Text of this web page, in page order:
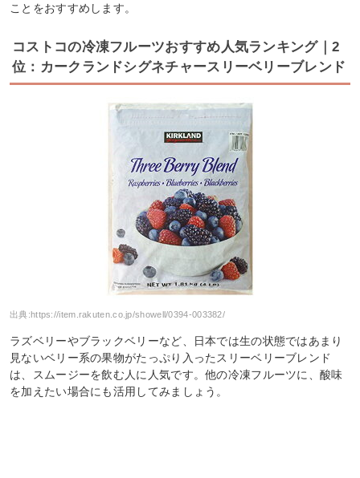
ことをおすすめします。
コストコの冷凍フルーツおすすめ人気ランキング｜2
位：カークランドシグネチャースリーベリーブレンド
出典:https://item.rakuten.co.jp/showell/0394-003382/
ラズベリーやブラックベリーなど、日本では生の状態ではあまり
見ないベリー系の果物がたっぷり入ったスリーベリーブレンド
は、スムージーを飲む人に人気です。他の冷凍フルーツに、酸味
を加えたい場合にも活用してみましょう。